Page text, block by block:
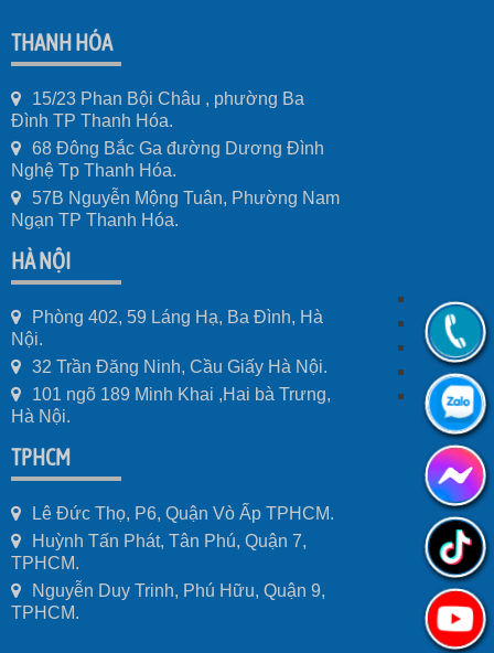
THANH HÓA
15/23 Phan Bội Châu , phường Ba
Đình TP Thanh Hóa.
68 Đông Bắc Ga đường Dương Đình
Nghệ Tp Thanh Hóa.
57B Nguyễn Mộng Tuân, Phường Nam
Ngạn TP Thanh Hóa.
HÀ NỘI
Phòng 402, 59 Láng Hạ, Ba Đình, Hà
Nội.
32 Trần Đăng Ninh, Cầu Giấy Hà Nội.
101 ngõ 189 Minh Khai ,Hai bà Trưng,
Hà Nội.
TPHCM
Lê Đức Thọ, P6, Quận Vò Ấp TPHCM.
Huỳnh Tấn Phát, Tân Phú, Quận 7,
TPHCM.
Nguyễn Duy Trinh, Phú Hữu, Quận 9,
TPHCM.